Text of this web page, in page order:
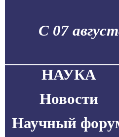
С 07
НАУКА
Новости
Научный